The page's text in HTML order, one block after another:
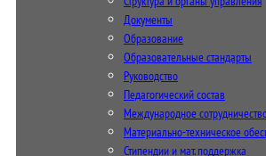
Документы
Образование
Образовательные стандарты
Руководство
Педагогический состав
Международное
Материально-техническое
Стипендии и мат. поддержка